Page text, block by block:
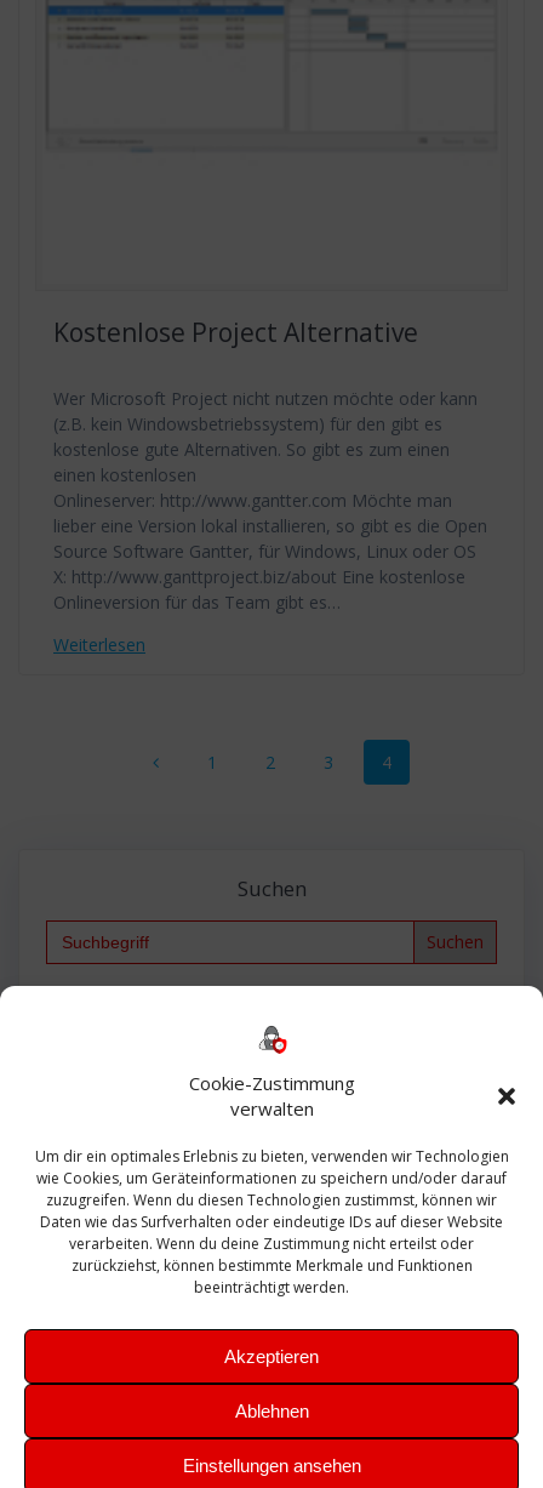
Cookie-Zustimmung
verwalten
Um dir ein optimales Erlebnis zu bieten, verwenden wir Technologien
wie Cookies, um Geräteinformationen zu speichern und/oder darauf
zuzugreifen. Wenn du diesen Technologien zustimmst, können wir
Daten wie das Surfverhalten oder eindeutige IDs auf dieser Website
verarbeiten. Wenn du deine Zustimmung nicht erteilst oder
zurückziehst, können bestimmte Merkmale und Funktionen
beeinträchtigt werden.
Akzeptieren
Ablehnen
Einstellungen ansehen
Kostenlose Project Alternative
Wer Microsoft Project nicht nutzen möchte oder kann
(z.B. kein Windowsbetriebssystem) für den gibt es
kostenlose gute Alternativen. So gibt es zum einen
einen kostenlosen
Onlineserver: http://www.gantter.com Möchte man
lieber eine Version lokal installieren, so gibt es die Open
Source Software Gantter, für Windows, Linux oder OS
X: http://www.ganttproject.biz/about Eine kostenlose
Onlineversion für das Team gibt es…
Weiterlesen
Beitragsnavigation
Seite
1 Seite
2 Seite
3 Seite
4
Suchen
Search
Bautagebuch
Exchange firewall Fritzbox
Microsoft
Sanierung SBS Security Server Sicherheit
Sicherung SIEM Sophos SSL Ubuntu
Update Upgrade UTM VCenter VCSA Veeam
VMWare VPN WAZUH Windows
Zertifikat
Theme